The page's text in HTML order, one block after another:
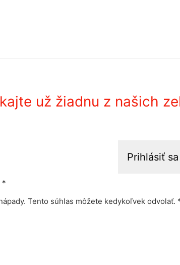
už žiadnu z našich
*
Tento súhlas môžete kedykoľvek odvolať.